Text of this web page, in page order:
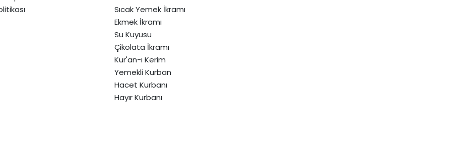
Sıcak Yemek İkramı
Ekmek İkramı
Su Kuyusu
Çikolata İkramı
Kur'an-ı Kerim
Yemekli Kurban
Hacet Kurbanı
Hayır Kurbanı